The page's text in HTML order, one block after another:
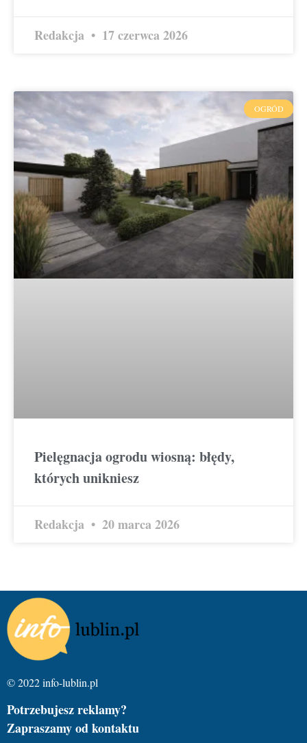
Redakcja 17 czerwca 2026
OGRÓD
Pielęgnacja ogrodu wiosną: błędy,
których unikniesz
Redakcja 20 marca 2026
© 2022 info-lublin.pl
Potrzebujesz reklamy?
Zapraszamy od kontaktu